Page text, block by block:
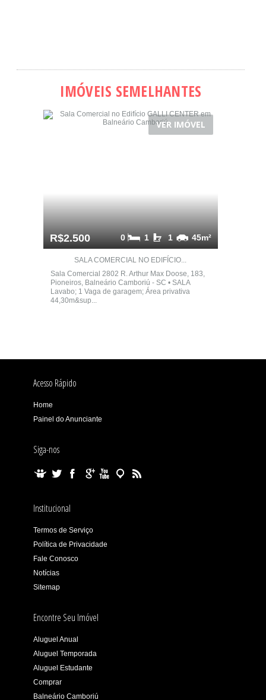
IMÓVEIS SEMELHANTES
VER IMÓVEL
R$2.500 45m²
1
1
0
SALA COMERCIAL NO EDIFÍCIO...
Sala Comercial 2802 R. Arthur Max Doose, 183,
Pioneiros, Balneário Camboriú - SC • SALA
Lavabo; 1 Vaga de garagem; Área privativa
44,30m&sup...
Acesso Rápido
Home
Painel do Anunciante
Siga-nos
Institucional
Termos de Serviço
Política de Privacidade
Fale Conosco
Notícias
Sitemap
Encontre Seu Imóvel
Aluguel Anual
Aluguel Temporada
Aluguel Estudante
Comprar
Balneário Camboriú